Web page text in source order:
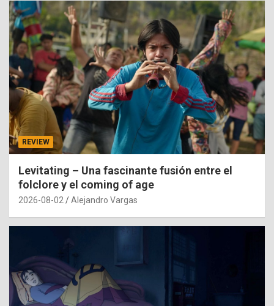
REVIEW
Levitating – Una fascinante fusión entre el
folclore y el coming of age
2026-08-02 Alejandro Vargas